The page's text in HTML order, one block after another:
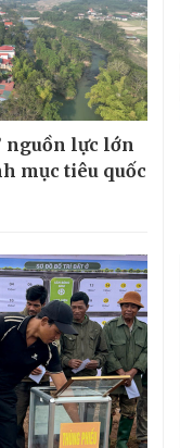
nguồn lực lớn
mục tiêu quốc